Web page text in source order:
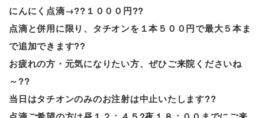
にんにく点滴→?‍? １０００円?‍?
点滴と併用に限り、タチオンを１本５００円で最大５本ま
で追加できます??
お疲れの方・元気になりたい方、ぜひご来院くださいね
～??
当日はタチオンのみのお注射は中止いたします??